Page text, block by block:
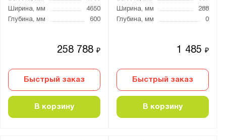
Ширина, мм
4650
Глубина, мм
600
258 788₽
Быстрый заказ
В корзину
Ширина, мм
288
Глубина, мм
0
1 485₽
Быстрый заказ
В корзину
MZ-PROFIL
SBE
SBL